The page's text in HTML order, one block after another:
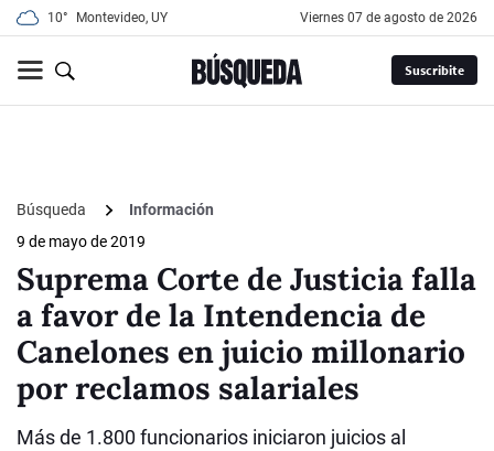
10° Montevideo, UY viernes 07 de agosto de 2026
Suscribite
Búsqueda
Información
9 de mayo de 2019
Suprema Corte de Justicia falla
a favor de la Intendencia de
Canelones en juicio millonario
por reclamos salariales
Más de 1.800 funcionarios iniciaron juicios al